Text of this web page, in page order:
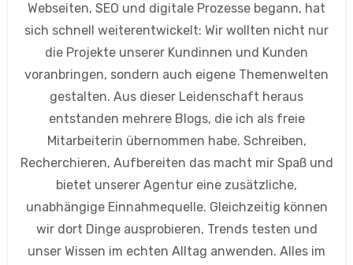
Webseiten, SEO und digitale Prozesse begann, hat
sich schnell weiterentwickelt: Wir wollten nicht nur
die Projekte unserer Kundinnen und Kunden
voranbringen, sondern auch eigene Themenwelten
gestalten. Aus dieser Leidenschaft heraus
entstanden mehrere Blogs, die ich als freie
Mitarbeiterin übernommen habe. Schreiben,
Recherchieren, Aufbereiten das macht mir Spaß und
bietet unserer Agentur eine zusätzliche,
unabhängige Einnahmequelle. Gleichzeitig können
wir dort Dinge ausprobieren, Trends testen und
unser Wissen im echten Alltag anwenden. Alles im